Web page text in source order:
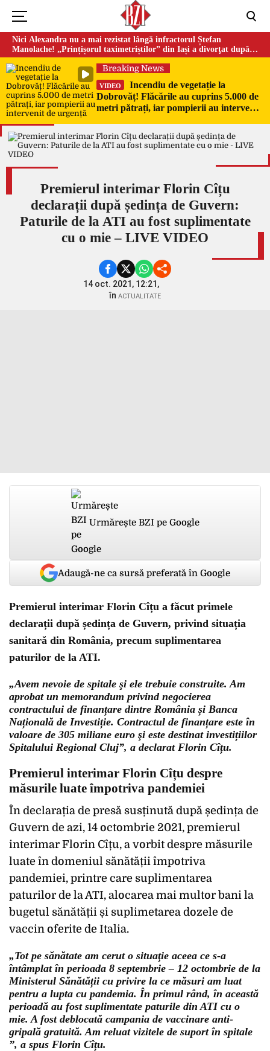
Nici Alexandra nu a mai rezistat lângă infractorul Ștefan
Manolache! „Prințișorul taximetriștilor” din Iași a divorţat după
doi ani de căsnicie
Breaking News
VIDEO
Incendiu de vegetație la
Dobrovăț! Flăcările au cuprins 5.000 de
metri pătrați, iar pompierii au intervenit
Premierul interimar Florin Cîțu
declarații după ședința de Guvern:
Paturile de la ATI au fost suplimentate
cu o mie – LIVE VIDEO
14 oct. 2021, 12:21,
în ACTUALITATE
Urmărește BZI pe Google
Adaugă-ne ca sursă preferată în Google
Premierul interimar Florin Cîțu a făcut primele
declarații după ședința de Guvern, privind situația
sanitară din România, precum suplimentarea
paturilor de la ATI.
„Avem nevoie de spitale şi ele trebuie construite. Am
aprobat un memorandum privind negocierea
contractului de finanțare dintre România și Banca
Națională de Investiție. Contractul de finanțare este în
valoare de 305 miliane euro şi este destinat investițiilor
Spitalului Regional Cluj”, a declarat Florin Cîțu.
Premierul interimar Florin Cîțu despre
măsurile luate împotriva pandemiei
În declarația de presă susținută după ședința de
Guvern de azi, 14 octombrie 2021, premierul
interimar Florin Cîțu, a vorbit despre măsurile
luate în domeniul sănătății împotriva
pandemiei, printre care suplimentarea
paturilor de la ATI, alocarea mai multor bani la
bugetul sănătății și suplimetarea dozele de
vaccin oferite de Italia.
„Tot pe sănătate am cerut o situaţie aceea ce s-a
întâmplat în perioada 8 septembrie – 12 octombrie de la
Ministerul Sănătății cu privire la ce măsuri am luat
pentru a lupta cu pandemia. În primul rând, în această
perioadă au fost suplimentate paturile din ATI cu o
mie. A fost deblocată campania de vaccinare anti-
gripală gratuită. Am reluat vizitele de suport în spitale
”, a spus Florin Cîțu.